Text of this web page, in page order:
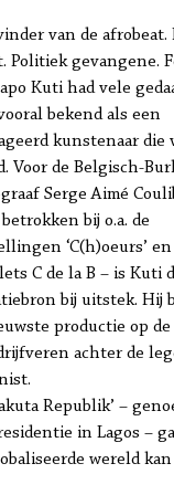
van de afrobeat.
Politiek gevangene.
Kuti had vele
bekend als een
kunstenaar die
Voor de Belgisch-
Serge Aimé
bij o.a. de
‘C(h)oeurs’ en
C de la B – is Kuti
bij uitstek. Hij
productie op de
achter de
Republik’ –
in Lagos –
wereld kan